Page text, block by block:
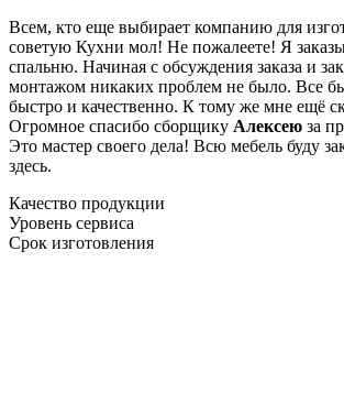
Всем, кто еще выбирает компанию для
советую Кухни мол! Не пожалеете! Я
спальню. Начиная с обсуждения заказа и
монтажом никаких проблем не было. Все
быстро и качественно. К тому же мне ещё
Огромное спасибо сборщику Алексею за
Это мастер своего дела! Всю мебель буду
здесь.
Качество продукции
Уровень сервиса
Срок изготовления